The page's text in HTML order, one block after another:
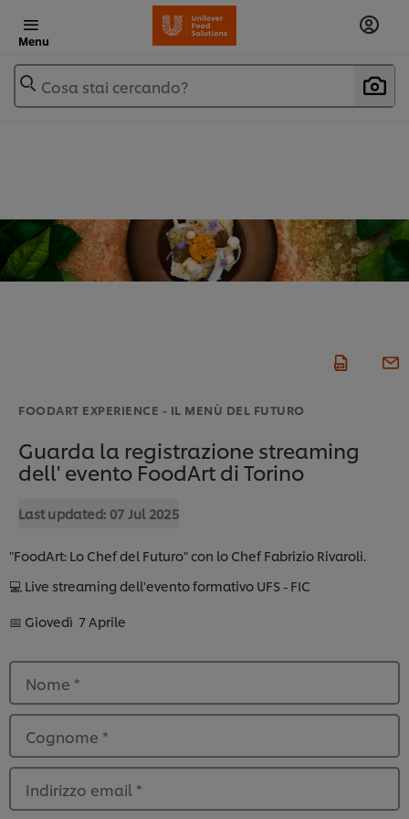
Menu
Cosa stai cercando?
FOODART EXPERIENCE - IL MENÙ DEL FUTURO
Guarda la registrazione streaming
dell' evento FoodArt di Torino
Last updated: 07 Jul 2025
"FoodArt: Lo Chef del Futuro" con lo Chef Fabrizio Rivaroli.
💻 Live streaming dell'evento formativo UFS - FIC
📅 Giovedì 7 Aprile
Nome *
Cognome *
Indirizzo email *